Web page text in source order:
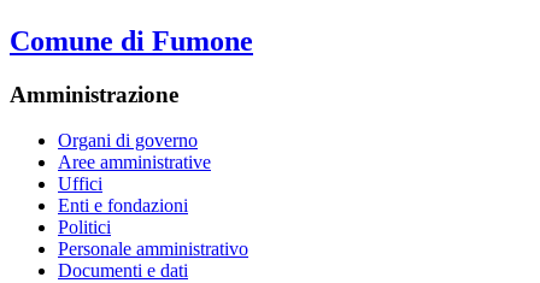
Comune di Fumone
Amministrazione
Organi di governo
Aree amministrative
Uffici
Enti e fondazioni
Politici
Personale amministrativo
Documenti e dati